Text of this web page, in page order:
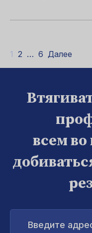
1 2 … 6 Далее
всем
Введите
адрес
электронной